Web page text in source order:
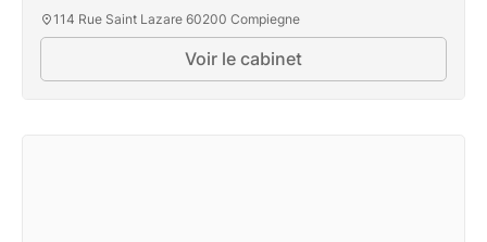
114 Rue Saint Lazare 60200 Compiegne
Voir le cabinet